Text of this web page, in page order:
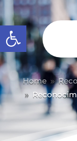
Abrir barra de
Home 9
9